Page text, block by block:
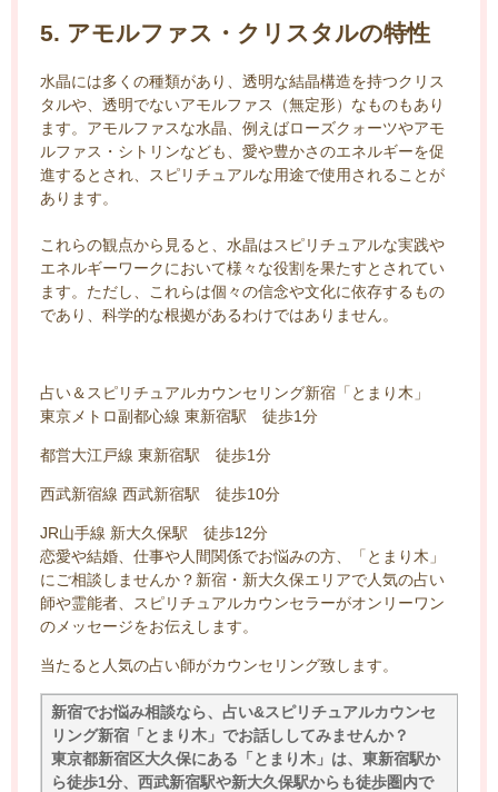
5. アモルファス・クリスタルの特性
水晶には多くの種類があり、透明な結晶構造を持つクリス
タルや、透明でないアモルファス（無定形）なものもあり
ます。アモルファスな水晶、例えばローズクォーツやアモ
ルファス・シトリンなども、愛や豊かさのエネルギーを促
進するとされ、スピリチュアルな用途で使用されることが
あります。
これらの観点から見ると、水晶はスピリチュアルな実践や
エネルギーワークにおいて様々な役割を果たすとされてい
ます。ただし、これらは個々の信念や文化に依存するもの
であり、科学的な根拠があるわけではありません。
占い＆スピリチュアルカウンセリング新宿「とまり木」
東京メトロ副都心線 東新宿駅 徒歩1分
都営大江戸線 東新宿駅 徒歩1分
西武新宿線 西武新宿駅 徒歩10分
JR山手線 新大久保駅 徒歩12分
恋愛や結婚、仕事や人間関係でお悩みの方、「とまり木」
にご相談しませんか？新宿・新大久保エリアで人気の占い
師や霊能者、スピリチュアルカウンセラーがオンリーワン
のメッセージをお伝えします。
当たると人気の占い師がカウンセリング致します。
新宿でお悩み相談なら、占い&スピリチュアルカウンセ
リング新宿「とまり木」でお話ししてみませんか？
東京都新宿区大久保にある「とまり木」は、東新宿駅か
ら徒歩1分、西武新宿駅や新大久保駅からも徒歩圏内で